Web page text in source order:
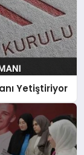
Yetiştiriyor